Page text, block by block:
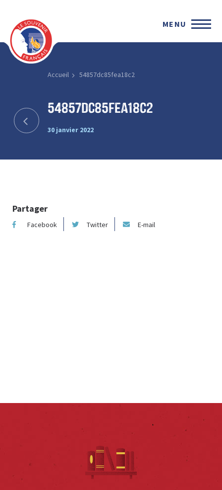
MENU
Accueil 54857dc85fea18c2
54857dc85fea18c2
30 janvier 2022
Partager
Facebook Twitter E-mail